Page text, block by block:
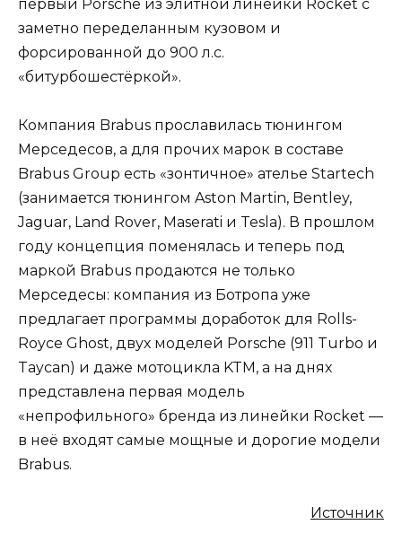
первый Porsche из элитной линейки Rocket с
заметно переделанным кузовом и
форсированной до 900 л.с.
«битурбошестёркой».
Компания Brabus прославилась тюнингом
Мерседесов, а для прочих марок в составе
Brabus Group есть «зонтичное» ателье Startech
(занимается тюнингом Aston Martin, Bentley,
Jaguar, Land Rover, Maserati и Tesla). В прошлом
году концепция поменялась и теперь под
маркой Brabus продаются не только
Мерседесы: компания из Ботропа уже
предлагает программы доработок для Rolls-
Royce Ghost, двух моделей Porsche (911 Turbo и
Taycan) и даже мотоцикла KTM, а на днях
представлена первая модель
«непрофильного» бренда из линейки Rocket —
в неё входят самые мощные и дорогие модели
Brabus.
Источник